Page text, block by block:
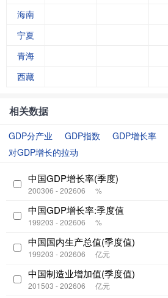
海南
宁夏
青海
西藏
相关数据
GDP分产业 GDP指数 GDP增长率
对GDP增长的拉动
中国GDP增长率(季度)
200306 - 202606 %
中国GDP增长率:季度值
199203 - 202606 %
中国国内生产总值(季度值)
199203 - 202606 亿元
中国制造业增加值(季度值)
201503 - 202606 亿元